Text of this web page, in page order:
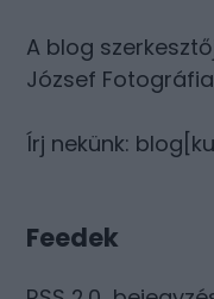
A blog
József
Írj nekünk:
Feedek